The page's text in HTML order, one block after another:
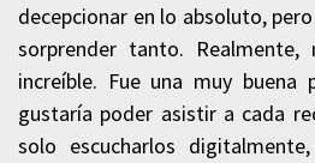
decepcionar en lo absoluto,
sorprender tanto.
increíble. Fue una muy buena
gustaría poder asistir a cada
solo escucharlos